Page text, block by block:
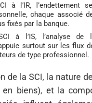
à l’IR, l’endettement
chaque associé
fixés par la banque.
à l’IS, l’analyse de
surtout sur les flux
de type professionnel.
de la SCI, la nature
biens), et la